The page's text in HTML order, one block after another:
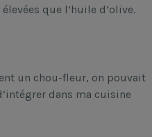
que l’huile d’olive.
un chou-fleur, on pouvait
dans ma cuisine